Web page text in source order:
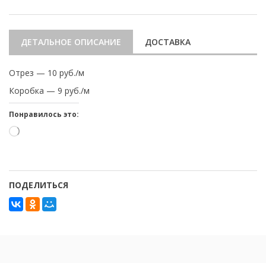
ДЕТАЛЬНОЕ ОПИСАНИЕ ДОСТАВКА
Отрез — 10 руб./м
Коробка — 9 руб./м
Понравилось это:
Загрузка…
ПОДЕЛИТЬСЯ